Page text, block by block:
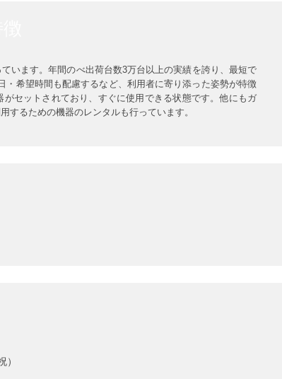
います。年間のべ出荷台数3万台以上の実績を誇り、最短で
希望時間も配慮するなど、利用者に寄り添った姿勢が特徴
セットされており、すぐに使用できる状態です。他にもガ
するための機器のレンタルも行っています。